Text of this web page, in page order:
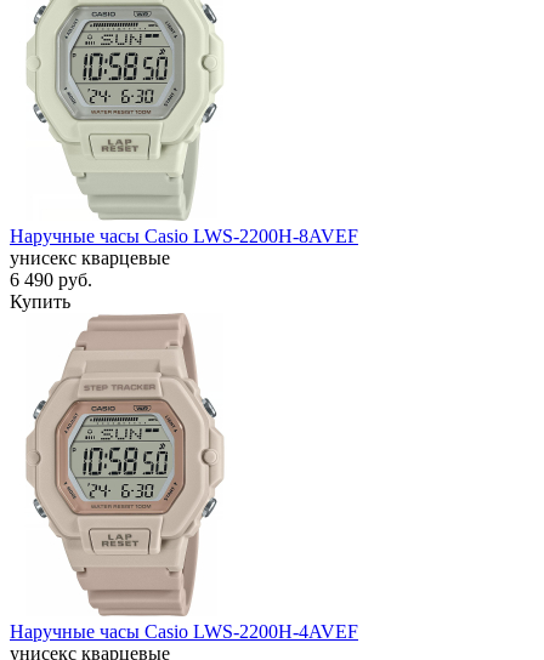
Наручные часы Casio LWS-2200H-8AVEF
унисекс кварцевые
6 490 руб.
Купить
Наручные часы Casio LWS-2200H-4AVEF
унисекс кварцевые